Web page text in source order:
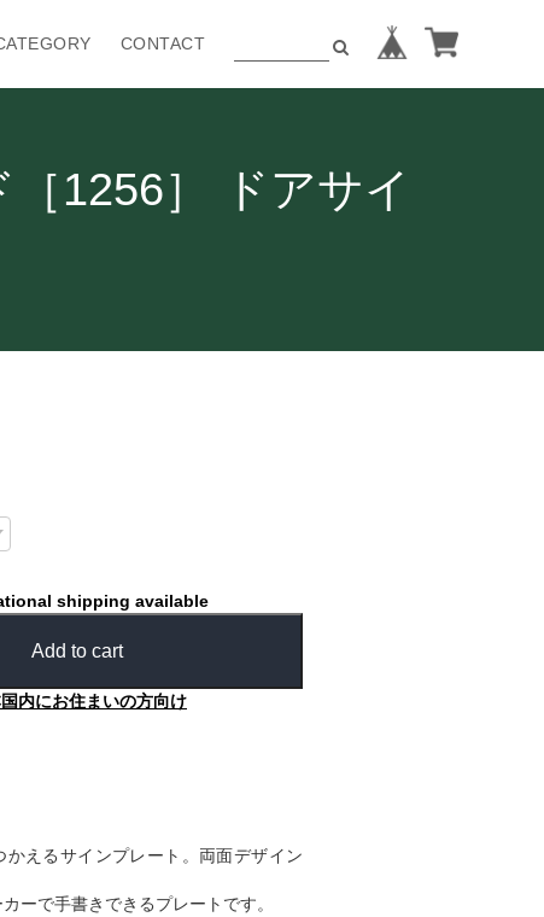
CONTACT
1256］ ドアサイ
shipping available
Add to cart
国内にお住まいの方向け
かえるサインプレート。両面デザイン
ーで手書きできるプレートです。